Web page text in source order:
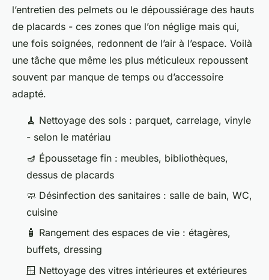
l’entretien des pelmets ou le dépoussiérage des hauts
de placards - ces zones que l’on néglige mais qui,
une fois soignées, redonnent de l’air à l’espace. Voilà
une tâche que même les plus méticuleux repoussent
souvent par manque de temps ou d’accessoire
adapté.
🧹 Nettoyage des sols : parquet, carrelage, vinyle
- selon le matériau
🪔 Époussetage fin : meubles, bibliothèques,
dessus de placards
🧼 Désinfection des sanitaires : salle de bain, WC,
cuisine
🧴 Rangement des espaces de vie : étagères,
buffets, dressing
🪟 Nettoyage des vitres intérieures et extérieures